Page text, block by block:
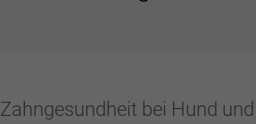
Zahngesundheit bei Hund